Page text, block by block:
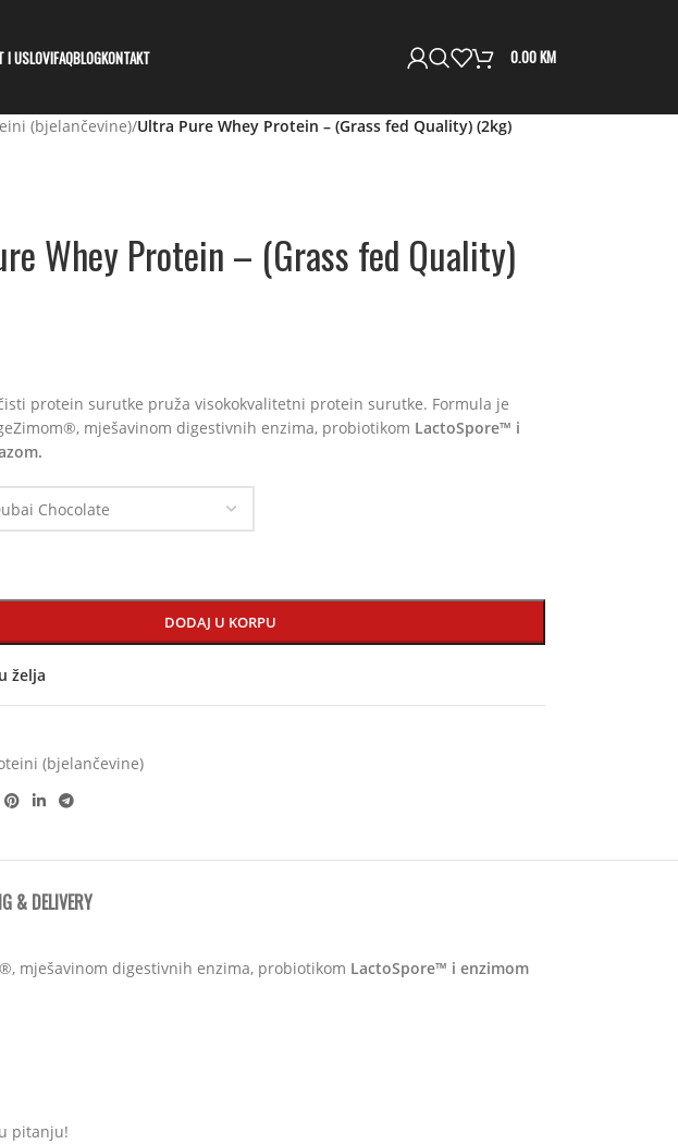
I USLOVIFAQBLOGKONTAKT 0.00KM
(bjelančevine)/Ultra Pure Whey Protein – (Grass fed Quality) (2kg)
Whey Protein – (Grass fed Quality)
protein surutke pruža visokokvalitetni protein surutke. Formula je
mješavinom digestivnih enzima, probiotikom LactoSpore™ i
DODAJ U KORPU
želja
(bjelančevine)
& DELIVERY
mješavinom digestivnih enzima, probiotikom LactoSpore™ i enzimom
pitanju!